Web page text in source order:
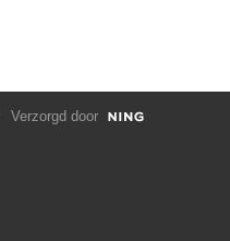
. Verzorgd door